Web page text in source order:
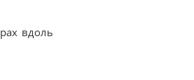
вдоль